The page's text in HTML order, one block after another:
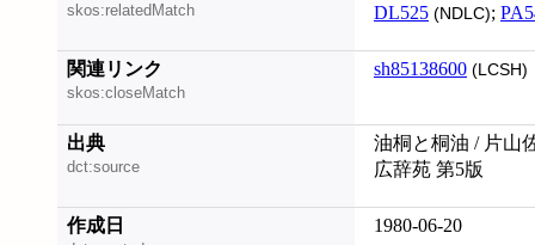
skos:relatedMatch
DL525 (NDLC);
関連リンク
skos:closeMatch
sh85138600 (LCSH)
出典
dct:source
油桐と桐油 / 片山
広辞苑 第5版
作成日 1980-06-20